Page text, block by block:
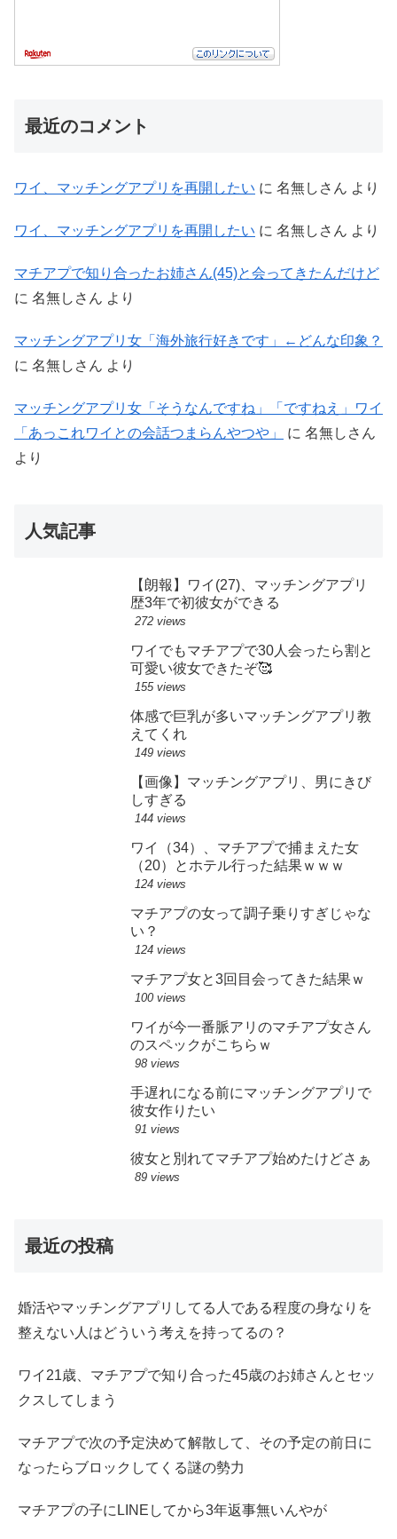
最近のコメント
ワイ、マッチングアプリを再開したい に 名無しさん より
ワイ、マッチングアプリを再開したい に 名無しさん より
マチアプで知り合ったお姉さん(45)と会ってきたんだけど
に 名無しさん より
マッチングアプリ女「海外旅行好きです」←どんな印象？
に 名無しさん より
マッチングアプリ女「そうなんですね」「ですねえ」ワイ
「あっこれワイとの会話つまらんやつや」
に 名無しさん
より
人気記事
【朗報】ワイ(27)、マッチングアプリ
歴3年で初彼女ができる
272 views
ワイでもマチアプで30人会ったら割と
可愛い彼女できたぞ🥰
155 views
体感で巨乳が多いマッチングアプリ教
えてくれ
149 views
【画像】マッチングアプリ、男にきび
しすぎる
144 views
ワイ（34）、マチアプで捕まえた女
（20）とホテル行った結果ｗｗｗ
124 views
マチアプの女って調子乗りすぎじゃな
い？
124 views
マチアプ女と3回目会ってきた結果ｗ
100 views
ワイが今一番脈アリのマチアプ女さん
のスペックがこちらｗ
98 views
手遅れになる前にマッチングアプリで
彼女作りたい
91 views
彼女と別れてマチアプ始めたけどさぁ
89 views
最近の投稿
婚活やマッチングアプリしてる人である程度の身なりを
整えない人はどういう考えを持ってるの？
ワイ21歳、マチアプで知り合った45歳のお姉さんとセッ
クスしてしまう
マチアプで次の予定決めて解散して、その予定の前日に
なったらブロックしてくる謎の勢力
マチアプの子にLINEしてから3年返事無いんやが